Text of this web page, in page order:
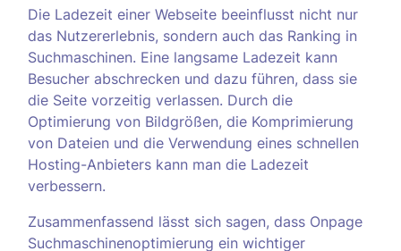
Die Ladezeit einer Webseite beeinflusst nicht nur
das Nutzererlebnis, sondern auch das Ranking in
Suchmaschinen. Eine langsame Ladezeit kann
Besucher abschrecken und dazu führen, dass sie
die Seite vorzeitig verlassen. Durch die
Optimierung von Bildgrößen, die Komprimierung
von Dateien und die Verwendung eines schnellen
Hosting-Anbieters kann man die Ladezeit
verbessern.
Zusammenfassend lässt sich sagen, dass Onpage
Suchmaschinenoptimierung ein wichtiger